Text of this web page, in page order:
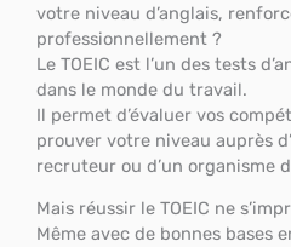
votre niveau d’anglais,
professionnellement ?
Le TOEIC est l’un des tests
dans le monde du travail.
Il permet d’évaluer vos
prouver votre niveau auprès
recruteur ou d’un organisme
Mais réussir le TOEIC ne
Même avec de bonnes bases